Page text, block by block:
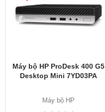
Máy bộ HP ProDesk 400 G5
Desktop Mini 7YD03PA
Máy bộ HP